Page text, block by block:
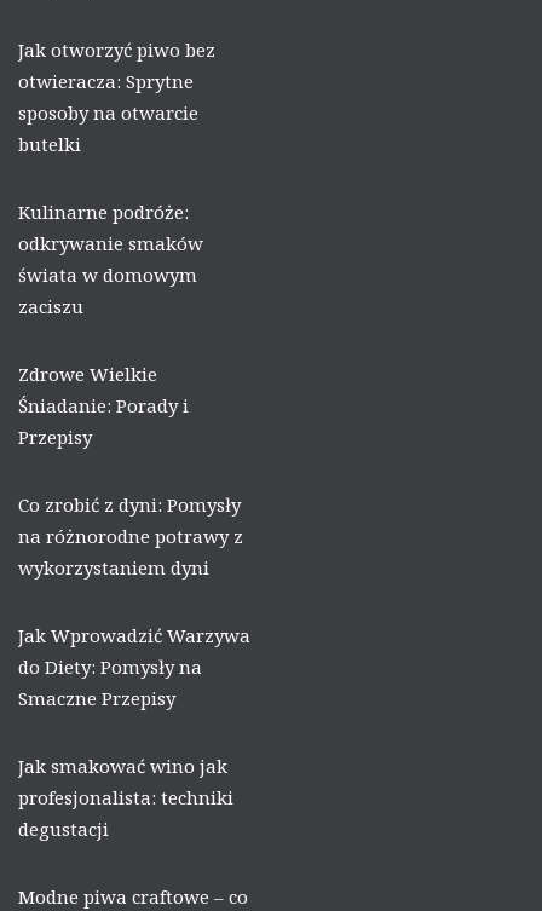
Jak otworzyć piwo bez
otwieracza: Sprytne
sposoby na otwarcie
butelki
Kulinarne podróże:
odkrywanie smaków
świata w domowym
zaciszu
Zdrowe Wielkie
Śniadanie: Porady i
Przepisy
Co zrobić z dyni: Pomysły
na różnorodne potrawy z
wykorzystaniem dyni
Jak Wprowadzić Warzywa
do Diety: Pomysły na
Smaczne Przepisy
Jak smakować wino jak
profesjonalista: techniki
degustacji
Modne piwa craftowe – co